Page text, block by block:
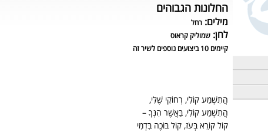
החלונות הגבוהים
מילים: רחל
לחן: שמוליק קראוס
קיימים 10 ביצועים נוספים לשיר זה
הֲתִשְׁמַע קוֹלִי, רְחוֹקִי שֶׁלִּי,
הֲתִשְׁמַע קוֹלִי, בַּאֲשֶׁר הִנְּךָ –
קוֹל קוֹרֵא בְּעֹז, קוֹל בּוֹכֶה בִּדְמִי